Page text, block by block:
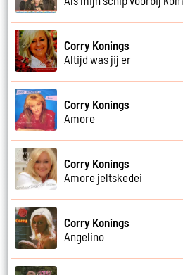
Corry Konings
Altijd was jij er
Corry Konings
Amore
Corry Konings
Amore jeltskedei
Corry Konings
Angelino